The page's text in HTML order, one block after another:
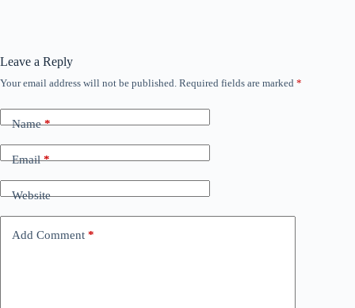
Leave a Reply
Your email address will not be published. Required fields are marked *
Name*
Email*
Website
Add Comment *